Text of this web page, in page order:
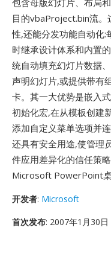
包含母版幻灯片、布局
目的vbaProject.bin流。
性,还能分发功能自动化
时继承设计体系和内置
统自动填充幻灯片数据
声明幻灯片,或提供带有
卡。其一大优势是嵌入
初始化宏,在从模板创建
添加自定义菜单选项并
还具有安全用途,使管理
件应用差异化的信任策
Microsoft PowerPoint桌
开发者: Microsoft
首次发布: 2007年1月30日